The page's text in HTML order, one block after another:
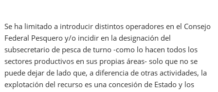
Se ha limitado a introducir distintos operadores en el Consejo
Federal Pesquero y/o incidir en la designación del
subsecretario de pesca de turno -como lo hacen todos los
sectores productivos en sus propias áreas- solo que no se
puede dejar de lado que, a diferencia de otras actividades, la
explotación del recurso es una concesión de Estado y los